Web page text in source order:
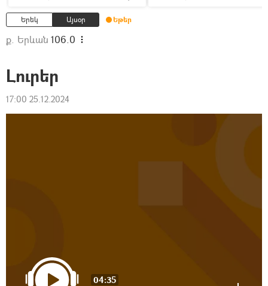
Երեկ Այսօր Եթեր
ք. Երևան 106.0
Լուրեր
17:00 25.12.2024
04:35